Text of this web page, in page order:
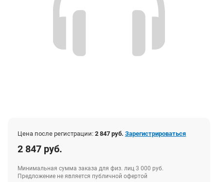
Цена после регистрации: 2 847 руб. Зарегистрироваться
2 847 руб.
Минимальная сумма заказа для физ. лиц 3 000 руб.
Предложение не является публичной офертой